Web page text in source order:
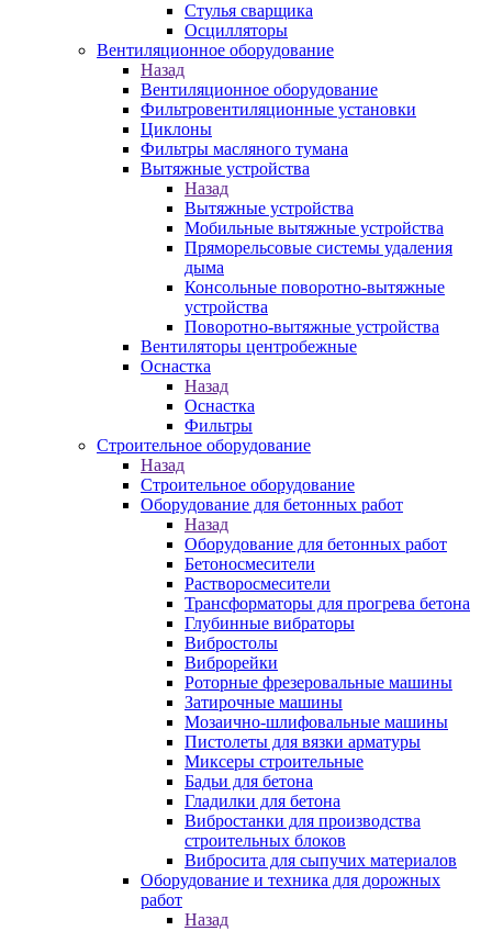
Стулья сварщика
Осцилляторы
Вентиляционное оборудование
Назад
Вентиляционное оборудование
Фильтровентиляционные установки
Циклоны
Фильтры масляного тумана
Вытяжные устройства
Назад
Вытяжные устройства
Мобильные вытяжные устройства
Пряморельсовые системы удаления
дыма
Консольные поворотно-вытяжные
устройства
Поворотно-вытяжные устройства
Вентиляторы центробежные
Оснастка
Назад
Оснастка
Фильтры
Строительное оборудование
Назад
Строительное оборудование
Оборудование для бетонных работ
Назад
Оборудование для бетонных работ
Бетоносмесители
Растворосмесители
Трансформаторы для прогрева бетона
Глубинные вибраторы
Вибростолы
Виброрейки
Роторные фрезеровальные машины
Затирочные машины
Мозаично-шлифовальные машины
Пистолеты для вязки арматуры
Миксеры строительные
Бадьи для бетона
Гладилки для бетона
Вибростанки для производства
строительных блоков
Вибросита для сыпучих материалов
Оборудование и техника для дорожных
работ
Назад